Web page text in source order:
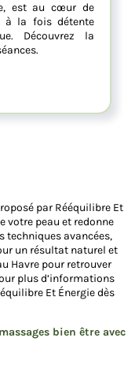
est au cœur de
à la fois détente
Découvrez la
par Rééquilibre Et
votre peau et redonne
techniques avancées,
un résultat naturel et
Havre pour retrouver
plus d’informations
Et Énergie dès
bien être avec